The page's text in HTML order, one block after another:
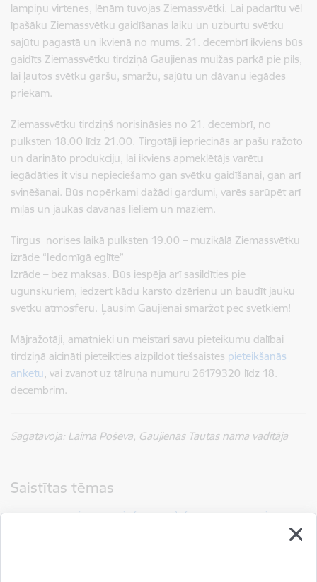
lampiņu virtenes, lēnām tuvojas Ziemassvētki. Lai padarītu vēl
īpašāku Ziemassvētku gaidīšanas laiku un uzburtu svētku
sajūtu pagastā un ikvienā no mums. 21. decembrī ikviens būs
gaidīts Ziemassvētku tirdziņā Gaujienas muižas parkā pie pils,
lai ļautos svētku garšu, smaržu, sajūtu un dāvanu iegādes
priekam.
Ziemassvētku tirdziņš norisināsies no 21. decembrī, no
pulksten 18.00 līdz 21.00. Tirgotāji iepriecinās ar pašu ražoto
un darināto produkciju, lai ikviens apmeklētājs varētu
iegādāties it visu nepieciešamo gan svētku gaidīšanai, gan arī
svinēšanai. Būs nopērkami dažādi gardumi, varēs sarūpēt arī
mīļas un jaukas dāvanas lieliem un maziem.
Tirgus norises laikā pulksten 19.00 – muzikālā Ziemassvētku
izrāde “Iedomīgā eglīte”
Izrāde – bez maksas. Būs iespēja arī sasildīties pie
ugunskuriem, iedzert kādu karsto dzērienu un baudīt jauku
svētku atmosfēru. Ļausim Gaujienai smaržot pēc svētkiem!
Mājražotāji, amatnieki un meistari savu pieteikumu dalībai
tirdziņā aicināti pieteikties aizpildot tiešsaistes pieteikšanās
anketu, vai zvanot uz tālruņa numuru 26179320 līdz 18.
decembrim.
Sagatavoja: Laima Poševa, Gaujienas Tautas nama vadītāja
Saistītas tēmas
Aktualitātes: